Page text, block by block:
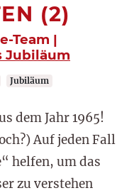
(2)
Team |
Jubiläum
Jubiläum
dem Jahr 1965!
Auf jeden Fall
helfen, um das
zu verstehen